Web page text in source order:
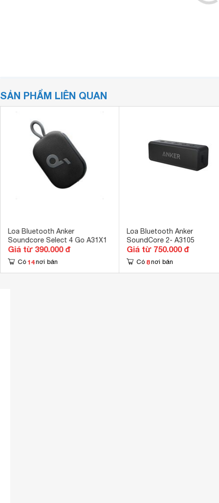
SẢN PHẨM LIÊN QUAN
Loa Bluetooth Anker
Soundcore Select 4 Go A31X1
Giá từ 390.000 đ
Có 14 nơi bán
Loa Bluetooth Anker
SoundCore 2- A3105
Giá từ 750.000 đ
Có 8 nơi bán